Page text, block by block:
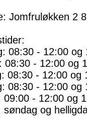
Jomfruløkken 2
08:30 - 12:00 og
08:30 - 12:00 og
08:30 - 12:00 og
08:30 - 12:00 og
09:00 - 12:00 og
søndag og